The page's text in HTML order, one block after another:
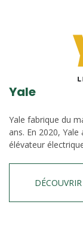
Yale
Yale fabrique du
ans. En 2020,
élévateur